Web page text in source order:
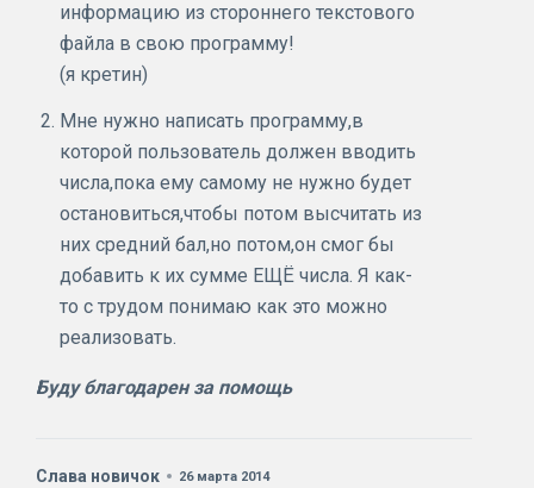
информацию из стороннего текстового
файла в свою программу!
(я кретин)
Мне нужно написать программу,в
которой пользователь должен вводить
числа,пока ему самому не нужно будет
остановиться,чтобы потом высчитать из
них средний бал,но потом,он смог бы
добавить к их сумме ЕЩЁ числа. Я как-
то с трудом понимаю как это можно
реализовать.
Буду благодарен за помощь
Слава новичок 26 марта 2014